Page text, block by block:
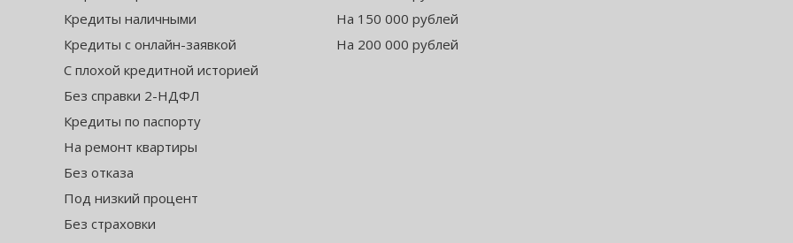
Кредиты наличными
Кредиты с онлайн-заявкой
С плохой кредитной историей
Без справки 2-НДФЛ
Кредиты по паспорту
На ремонт квартиры
Без отказа
Под низкий процент
Без страховки
На 150 000 рублей
На 200 000 рублей